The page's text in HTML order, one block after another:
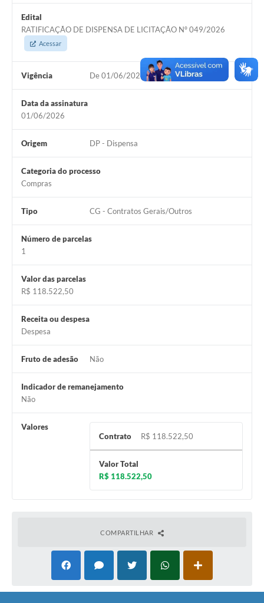
Edital
RATIFICAÇÃO DE DISPENSA DE LICITAÇÃO Nº 049/2026
Acessar
Vigência De 01/06/2026 à 30/08/2026
Data da assinatura
01/06/2026
Origem DP - Dispensa
Categoria do processo
Compras
Tipo CG - Contratos Gerais/Outros
Número de parcelas
1
Valor das parcelas
R$ 118.522,50
Receita ou despesa
Despesa
Fruto de adesão Não
Indicador de remanejamento
Não
Valores
Contrato
R$ 118.522,50
Valor Total
R$ 118.522,50
COMPARTILHAR